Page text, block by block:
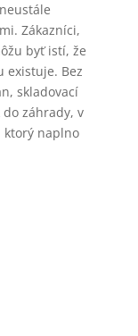
Zákazníci,
byť istí, že
existuje. Bez
skladovací
záhrady, v
ktorý naplno